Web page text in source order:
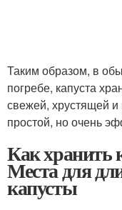
Таким образом, в
погребе, капуста
свежей, хрустящей и
простой, но очень
Как хранить
Места для
капусты